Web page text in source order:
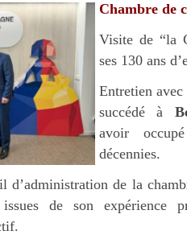
Chambre de
Visite de “la
ses 130 ans
Entretien avec
succédé à
avoir
décennies.
d’administration de la
de son expérience